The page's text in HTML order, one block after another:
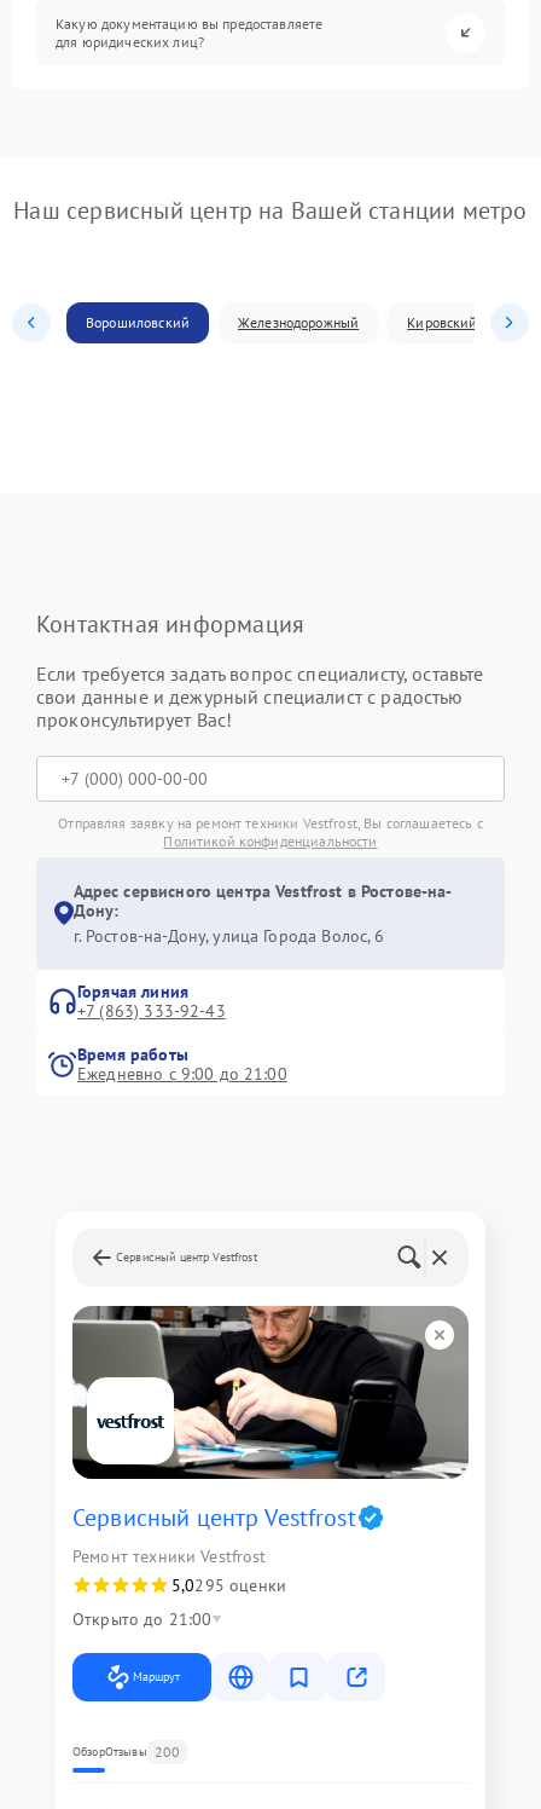
Какую документацию вы предоставляете
для юридических лиц?
Наш сервисный центр на Вашей станции метро
Ворошиловский Железнодорожный Кировский
Контактная информация
Если требуется задать вопрос специалисту, оставьте
свои данные и дежурный специалист с радостью
проконсультирует Вас!
Отправляя заявку на ремонт техники Vestfrost, Вы соглашаетесь с
Политикой конфиденциальности
Адрес сервисного центра Vestfrost в Ростове-на-
Дону:
г. Ростов-на-Дону, улица Города Волос, 6
Горячая линия
+7 (863) 333-92-43
Время работы
Ежедневно с 9:00 до 21:00
Сервисный центр Vestfrost
Сервисный центр Vestfrost
Ремонт техники Vestfrost
5,0295 оценки
Открыто до 21:00
Маршрут
ОбзорОтзывы 200